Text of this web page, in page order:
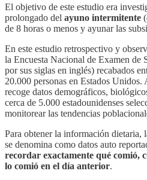
El objetivo de este estudio era
prolongado del ayuno intermitente
de 8 horas o menos y ayunar las
En este estudio retrospectivo y
la Encuesta Nacional de Examen
por sus siglas en inglés) recabados
20.000 personas en Estados
recoge datos demográficos,
cerca de 5.000 estadounidenses
monitorear las tendencias
Para obtener la información
se denomina como datos auto
recordar exactamente qué comió,
lo comió en el día anterior.